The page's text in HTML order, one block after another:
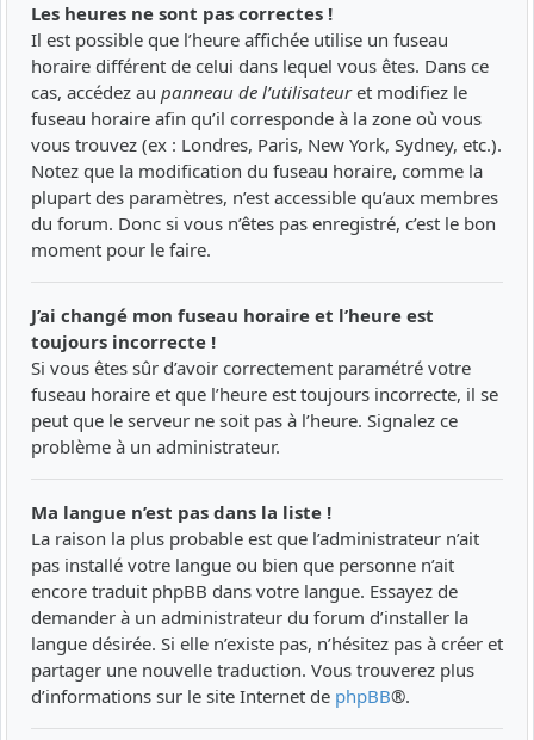
Les heures ne sont pas correctes !
Il est possible que l’heure affichée utilise un fuseau
horaire différent de celui dans lequel vous êtes. Dans ce
cas, accédez au panneau de l’utilisateuret modifiez le
fuseau horaire afin qu’il corresponde à la zone où vous
vous trouvez (ex : Londres, Paris, New York, Sydney, etc.).
Notez que la modification du fuseau horaire, comme la
plupart des paramètres, n’est accessible qu’aux membres
du forum. Donc si vous n’êtes pas enregistré, c’est le bon
moment pour le faire.
J’ai changé mon fuseau horaire et l’heure est
toujours incorrecte !
Si vous êtes sûr d’avoir correctement paramétré votre
fuseau horaire et que l’heure est toujours incorrecte, il se
peut que le serveur ne soit pas à l’heure. Signalez ce
problème à un administrateur.
Ma langue n’est pas dans la liste !
La raison la plus probable est que l’administrateur n’ait
pas installé votre langue ou bien que personne n’ait
encore traduit phpBB dans votre langue. Essayez de
demander à un administrateur du forum d’installer la
langue désirée. Si elle n’existe pas, n’hésitez pas à créer et
partager une nouvelle traduction. Vous trouverez plus
d’informations sur le site Internet de phpBB®.